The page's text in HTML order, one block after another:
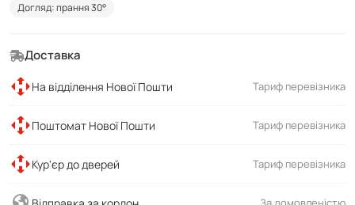
Догляд: прання 30°
Доставка
На відділення Нової Пошти Тариф перевізника
Поштомат Нової Пошти Тариф перевізника
Кур'єр до дверей Тариф перевізника